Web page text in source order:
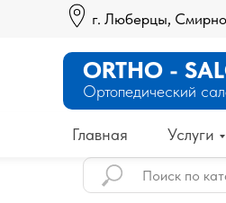
г. Люберцы,
Главная
Ортопедический
ORTHO -
Услуги